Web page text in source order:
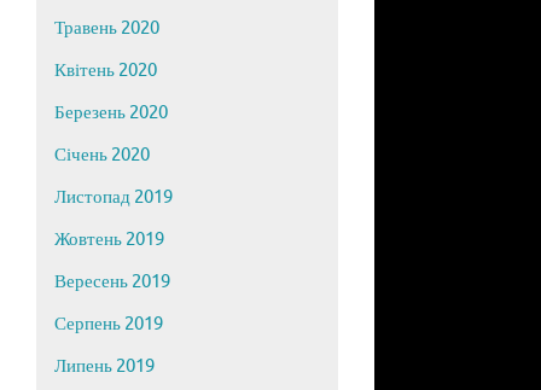
Травень 2020
Квітень 2020
Березень 2020
Січень 2020
Листопад 2019
Жовтень 2019
Вересень 2019
Серпень 2019
Липень 2019